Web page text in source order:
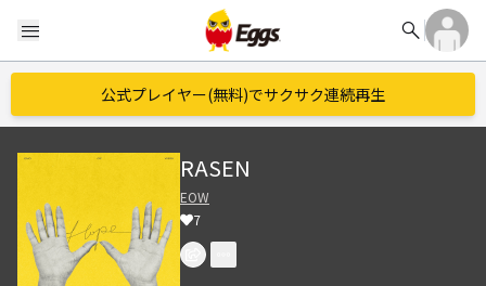
menu search
公式プレイヤー(無料)でサクサク連続再生
RASEN
EOW
7